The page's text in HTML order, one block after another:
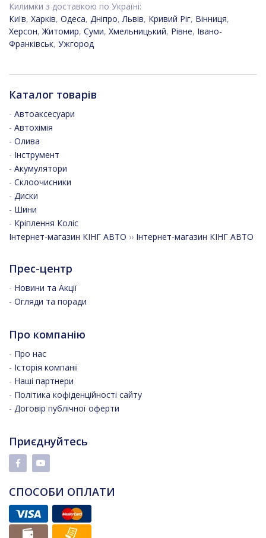
Килимки з доставкою по Україні:
Київ, Харків, Одеса, Дніпро,Львів, Кривий Ріг, Вінниця,
Херсон,Житомир, Суми, Хмельницький, Рівне, Івано-
Франківськ, Ужгород
Каталог товарів
- Автоаксесуари
- Автохімія
- Олива
- Інструмент
- Акумулятори
- Склоочисники
- Диски
- Шини
- Кріплення Коліс
Інтернет-магазин КІНГ АВТО ›› Інтернет-магазин КІНГ АВТО
Прес-центр
- Новини та Акції
- Огляди та поради
Про компанію
- Про нас
- Історія компанії
- Наші партнери
- Політика кофіденційності сайту
- Договір публічної оферти
Приєднуйтесь
СПОСОБИ ОПЛАТИ